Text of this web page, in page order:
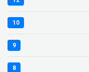
10
9
8